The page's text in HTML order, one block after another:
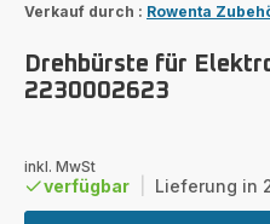
Verkauf durch : Rowenta
Drehbürste für
2230002623
inkl. MwSt
verfügbar Lieferung in